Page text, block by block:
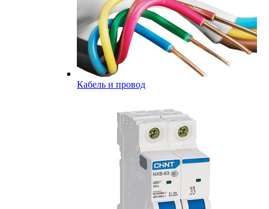
Кабель и провод